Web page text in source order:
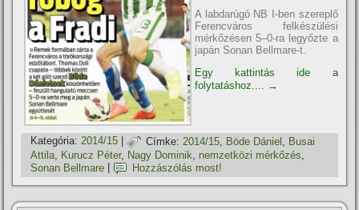
A labdarúgó NB I-ben szereplő
Ferencváros felkészülési
mérkőzésen 5–0-ra legyőzte a
japán Sonan Bellmare-t.
Egy kattintás ide a
folytatáshoz.... →
Kategória: 2014/15 | Címke: 2014/15 Böde Dániel
Busai
Attila, Kurucz Péter, Nagy Dominik, nemzetközi mérkőzés,
Sonan Bellmare
Hozzászólás most!